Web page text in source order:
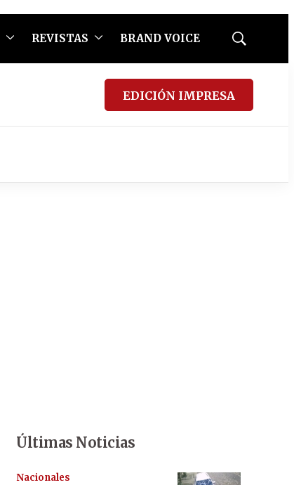
REVISTAS BRAND VOICE
Mostrar
EDICIÓN IMPRESA
Últimas Noticias
Nacionales